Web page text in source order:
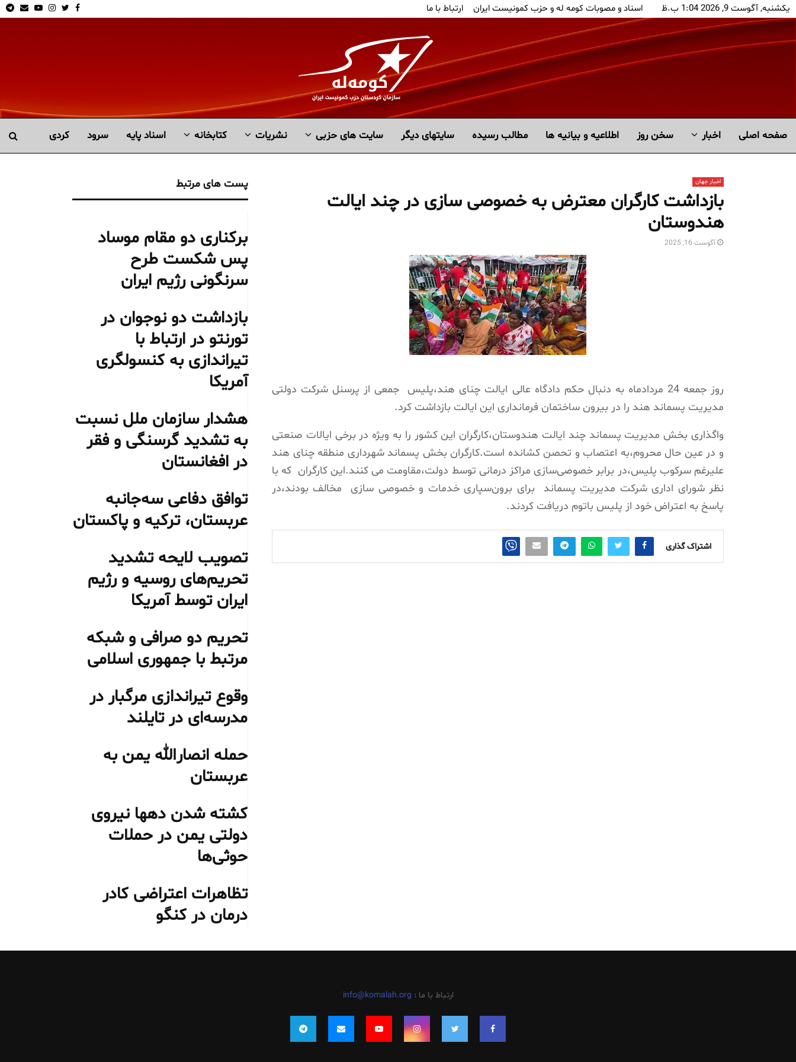
یکشنبه, آگوست 9, 2026 1:04 ب.ظ اسناد و مصوبات کومه له و حزب کمونیست ایران ارتباط با ما Facebook
Twitter
Instagram
Youtube
Email
صفحه اصلی اخبار سخن روز اطلاعیه و بیانیه ها مطالب رسیده سايتهاى ديگر سایت های حزبی نشریات کتابخانە اسناد پایه سرود کردی
اخبار جهان
بازداشت کارگران معترض به خصوصی سازی در چند ایالت
هندوستان
آگوست 16, 2025
روز جمعه 24 مردادماه به دنبال حکم دادگاه عالی ایالت چنای هند،پلیس جمعی از پرسنل شرکت دولتی
مدیریت پسماند هند را در بیرون ساختمان فرمانداری این ایالت بازداشت کرد.
واگذاری بخش مدیریت پسماند چند ایالت هندوستان،کارگران این کشور را به ویژه در برخی ایالات صنعتی
و در عین حال محروم،به اعتصاب و تحصن کشانده است.کارگران بخش پسماند شهرداری منطقه چنای هند
علیرغم سرکوب پلیس،در برابر خصوصی‌سازی مراکز درمانی توسط دولت،مقاومت می کنند.این کارگران که با
نظر شورای اداری شرکت مدیریت پسماند برای برون‌سپاری خدمات و خصوصی سازی مخالف بودند،در
پاسخ به اعتراض خود از پلیس باتوم دریافت کردند.
اشتراک گذاری
پست های مرتبط
برکناری دو مقام موساد
پس شکست طرح
سرنگونی رژیم ایران
بازداشت دو نوجوان در
تورنتو در ارتباط با
تیراندازی به کنسولگری
آمریکا
هشدار سازمان ملل نسبت
به تشدید گرسنگی و فقر
در افغانستان
توافق دفاعی سه‌جانبه
عربستان، ترکیه و پاکستان
تصویب لایحه تشدید
تحریم‌های روسیه و رژیم
ایران توسط آمریکا
تحریم دو صرافی و شبکه
مرتبط با جمهوری اسلامی
وقوع تیراندازی مرگبار در
مدرسه‌ای در تایلند
حمله انصارالله یمن به
عربستان
کشته شدن دهها نیروی
دولتی یمن در حملات
حوثی‌ها
تظاهرات اعتراضی کادر
درمان در کنگو
ارتباط با ما : info@komalah.org